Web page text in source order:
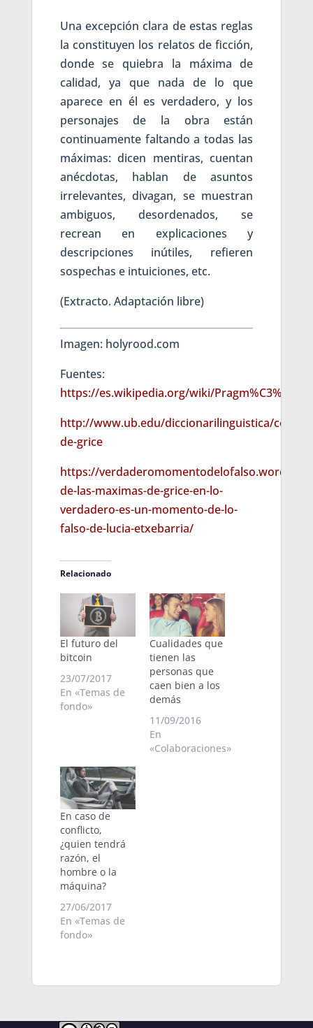
Una excepción clara de estas reglas
la constituyen los relatos de ficción,
donde se quiebra la máxima de
calidad, ya que nada de lo que
aparece en él es verdadero, y los
personajes de la obra están
continuamente faltando a todas las
máximas: dicen mentiras, cuentan
anécdotas, hablan de asuntos
irrelevantes, divagan, se muestran
ambiguos, desordenados, se
recrean en explicaciones y
descripciones inútiles, refieren
sospechas e intuiciones, etc.
(Extracto. Adaptación libre)
Imagen: holyrood.com
Fuentes:
https://es.wikipedia.org/wiki/
http://www.ub.edu/diccionarilinguistica/
de-grice
https://
de-las-maximas-de-grice-en-lo-
verdadero-es-un-momento-de-lo-
falso-de-lucia-etxebarria/
Relacionado
El futuro del
bitcoin
23/07/2017
En «Temas de
fondo»
Cualidades que
tienen las
personas que
caen bien a los
demás
11/09/2016
En
«Colaboraciones»
En caso de
conflicto,
¿quien tendrá
razón, el
hombre o la
máquina?
27/06/2017
En «Temas de
fondo»